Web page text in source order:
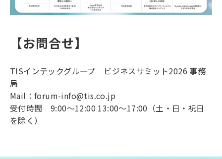
【お問合せ】
TISインテックグループ ビジネスサミット2026 事務
局
Mail：forum-info@tis.co.jp
受付時間 9:00～12:00 13:00～17:00（土・日・祝日
を除く）